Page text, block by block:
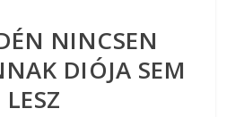
NINCSEN
DIÓJA SEM
LESZ